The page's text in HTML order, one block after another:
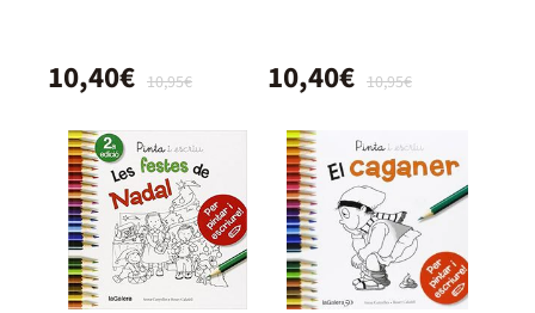
10,95€
10,40€ 10,95€
10,40€